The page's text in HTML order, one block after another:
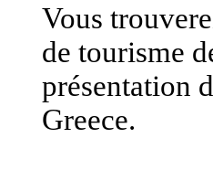
Vous
de tourisme
présentation
Greece.